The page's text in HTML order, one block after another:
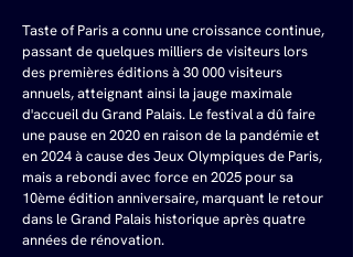
Taste of Paris a connu une croissance continue,
passant de quelques milliers de visiteurs lors
des premières éditions à 30 000 visiteurs
annuels, atteignant ainsi la jauge maximale
d'accueil du Grand Palais. Le festival a dû faire
une pause en 2020 en raison de la pandémie et
en 2024 à cause des Jeux Olympiques de Paris,
mais a rebondi avec force en 2025 pour sa
10ème édition anniversaire, marquant le retour
dans le Grand Palais historique après quatre
années de rénovation.